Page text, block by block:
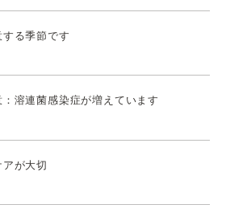
る季節です
溶連菌感染症が増えています
が大切